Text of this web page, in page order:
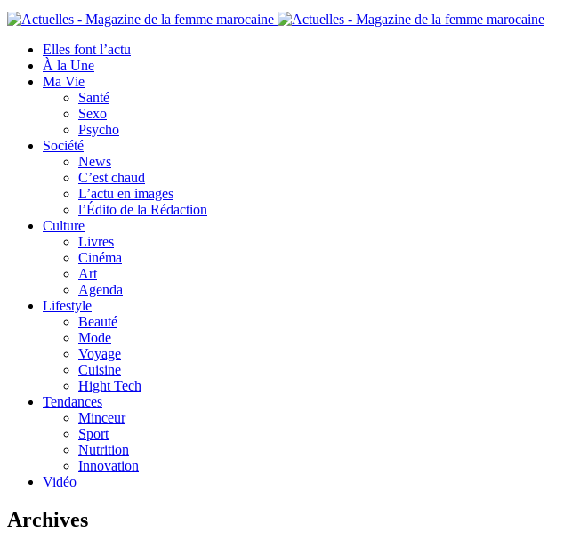
Elles font l’actu
À la Une
Ma Vie
Santé
Sexo
Psycho
Société
News
C’est chaud
L’actu en images
l’Édito de la Rédaction
Culture
Livres
Cinéma
Art
Agenda
Lifestyle
Beauté
Mode
Voyage
Cuisine
Hight Tech
Tendances
Minceur
Sport
Nutrition
Innovation
Vidéo
Archives